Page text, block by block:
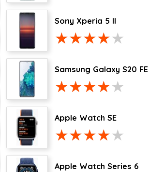
Sony Xperia 5 II
Samsung Galaxy S20 FE
Apple Watch SE
Apple Watch Series 6